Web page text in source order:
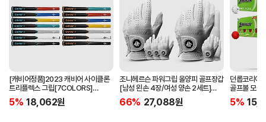
[캐비어정품]2023 캐비어 사이클론
트리플렉스 그립[7COLORS]
[라운드][39g/42g/46g/50g]
[R/S 토크]
5% 18,062원
조니헤르슨 파워그립 올양피 골프장갑
[남성 왼손 4장/여성 양손 2세트]
[화이트][케이스포함]
66% 27,088원
던롭코리아
골프볼 모
[2피스/12
5%